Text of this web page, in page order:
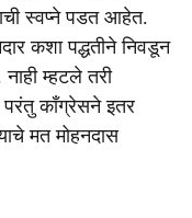
स्वप्ने पडत आहेत.
कशा पद्धतीने निवडून
म्हटले तरी
कॉंग्रेसने इतर
मत मोहनदास